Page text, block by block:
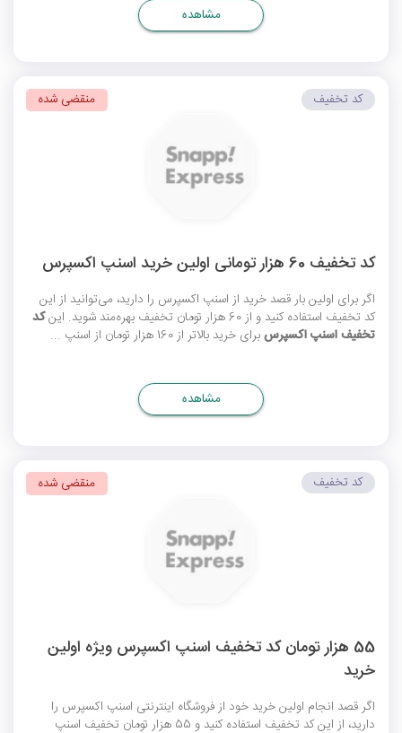
مشاهده
کد تخفیف 60 هزار تومانی اولین خرید اسنپ اکسپرس
اگر برای اولین بار قصد خرید از اسنپ اکسپرس را دارید، می‌توانید از این
کد تخفیف استفاده کنید و از 60 هزار تومان تخفیف بهره‌مند شوید. این
کد
تخفیف اسنپ اکسپرسبرای خرید بالاتر از 160 هزار تومان از اسنپ ...
کد تخفیف منقضی شده
مشاهده
55 هزار تومان کد تخفیف اسنپ اکسپرس ویژه اولین
خرید
اگر قصد انجام اولین خرید خود از فروشگاه اینترنتی اسنپ اکسپرس را
دارید، از این کد تخفیف استفاده کنید و 55 هزار تومان
تخفیف اسنپ
کد تخفیف منقضی شده